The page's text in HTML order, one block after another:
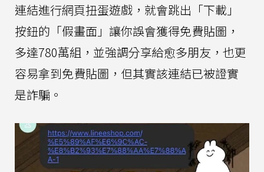
連結進行網頁扭蛋遊戲，就會跳出「下載」
按鈕的「假畫面」讓你誤會獲得免費貼圖，
多達780萬組，並強調分享給愈多朋友，也更
容易拿到免費貼圖，但其實該連結已被證實
是詐騙。